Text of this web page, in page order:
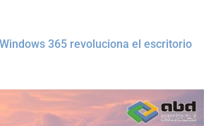
365 revoluciona el escritorio